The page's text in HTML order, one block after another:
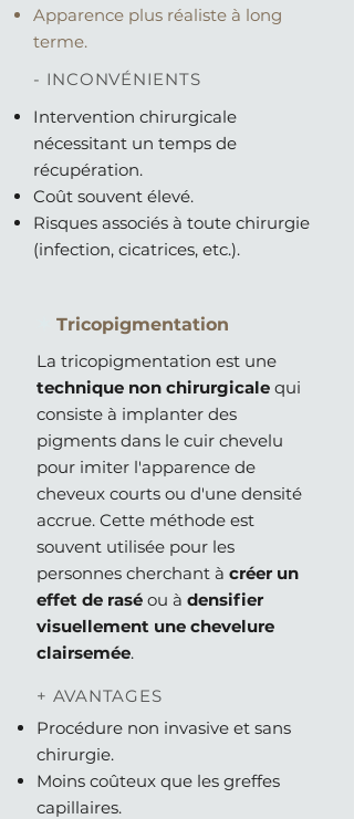
Apparence plus réaliste à long
terme.
- INCONVÉNIENTS
Intervention chirurgicale
nécessitant un temps de
récupération.
Coût souvent élevé.
Risques associés à toute chirurgie
(infection, cicatrices, etc.).
Tricopigmentation
La tricopigmentation est une
technique non chirurgicale qui
consiste à implanter des
pigments dans le cuir chevelu
pour imiter l'apparence de
cheveux courts ou d'une densité
accrue. Cette méthode est
souvent utilisée pour les
personnes cherchant à créer un
effet de rasé ou à densifier
visuellement une chevelure
clairsemée.
+ AVANTAGES
Procédure non invasive et sans
chirurgie.
Moins coûteux que les greffes
capillaires.